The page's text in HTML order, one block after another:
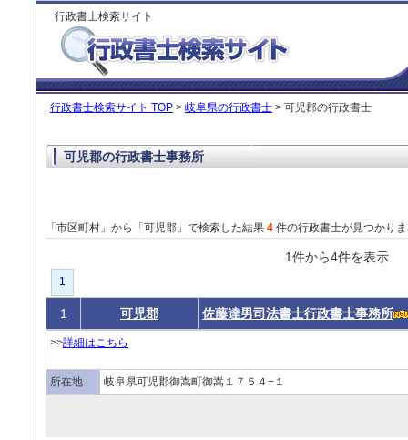
行政書士検索サイト
行政書士検索サイト TOP > 岐阜県の行政書士 > 可児郡の行政書士
可児郡の行政書士事務所
「市区町村」から「可児郡」で検索した結果 4 件の行政書士が見つかり
1件から4件を表
1
1 可児郡 佐藤達男司法書士行政書士事務所
>>詳細はこちら
所在地 岐阜県可児郡御嵩町御嵩１７５４−１